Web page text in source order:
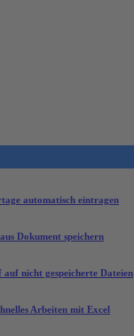
automatisch eintragen
Dokument speichern
nicht gespeicherte Dateien
Arbeiten mit Excel